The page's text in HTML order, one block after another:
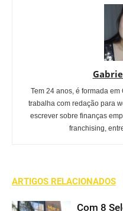
Tem 24 anos, é formada
trabalha com redação para
escrever sobre finanças
franchising,
ARTIGOS RELACIONADOS
Com 8